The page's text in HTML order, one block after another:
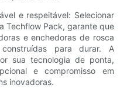
e respeitável: Selecionar
Techflow Pack, garante que
e enchedoras de rosca
para durar. A
sua tecnologia de ponta,
e compromisso em
inovadoras.